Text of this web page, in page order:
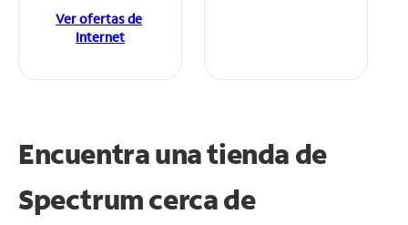
Ver ofertas de
Internet
Encuentra una tienda de
Spectrumcerca de